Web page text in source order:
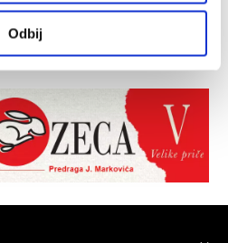
Odbij